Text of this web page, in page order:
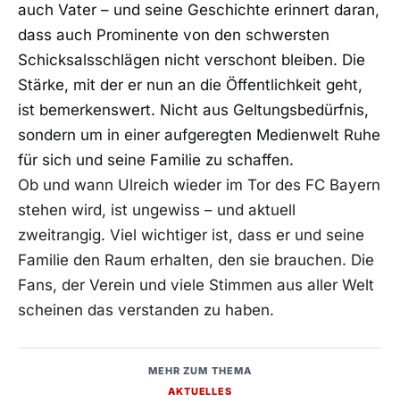
auch Vater – und seine Geschichte erinnert daran,
dass auch Prominente von den schwersten
Schicksalsschlägen nicht verschont bleiben. Die
Stärke, mit der er nun an die Öffentlichkeit geht,
ist bemerkenswert. Nicht aus Geltungsbedürfnis,
sondern um in einer aufgeregten Medienwelt Ruhe
für sich und seine Familie zu schaffen.
Ob und wann Ulreich wieder im Tor des FC Bayern
stehen wird, ist ungewiss – und aktuell
zweitrangig. Viel wichtiger ist, dass er und seine
Familie den Raum erhalten, den sie brauchen. Die
Fans, der Verein und viele Stimmen aus aller Welt
scheinen das verstanden zu haben.
MEHR ZUM THEMA
AKTUELLES